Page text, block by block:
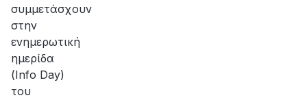
συμμετάσχουν
στην
ενημερωτική
ημερίδα
(Info Day)
του